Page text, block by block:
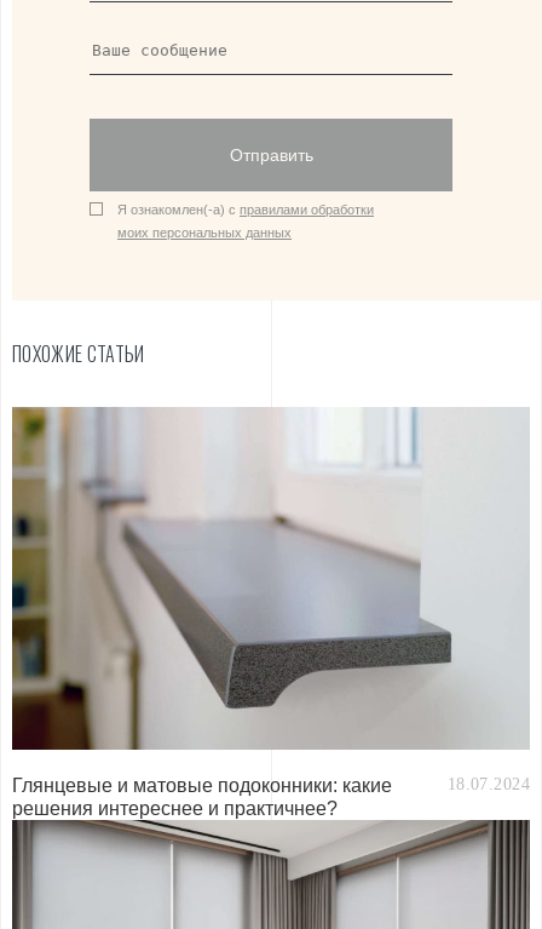
Отправить
Я ознакомлен(-а) с правилами обработки
моих персональных данных
ПОХОЖИЕ СТАТЬИ
Глянцевые и матовые подоконники: какие
решения интереснее и практичнее?
18.07.2024